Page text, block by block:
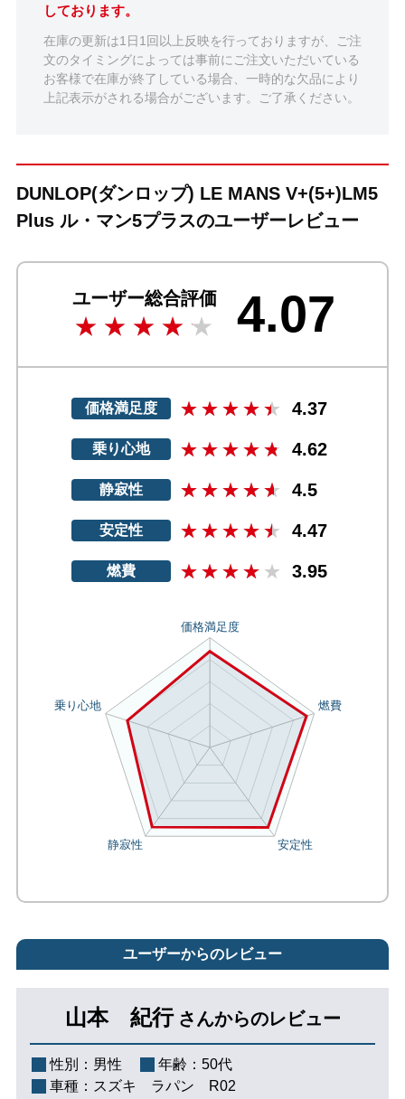
しております。
在庫の更新は1日1回以上反映を行っておりますが、ご注
文のタイミングによっては事前にご注文いただいている
お客様で在庫が終了している場合、一時的な欠品により
上記表示がされる場合がございます。ご了承ください。
DUNLOP(ダンロップ) LE MANS V+(5+)LM5
Plus ル・マン5プラスのユーザーレビュー
ユーザー総合評価 4.07
価格満足度 4.37
乗り心地 4.62
静寂性 4.5
安定性 4.47
燃費 3.95
ユーザーからのレビュー
山本 紀行 さんからのレビュー
性別： 男性 年齢： 50代
車種： スズキ ラパン R02